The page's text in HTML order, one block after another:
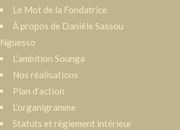
Le Mot de la Fondatrice
À propos de Danièle Sassou
Nguesso
L‘ambition Sounga
Nos réalisations
Plan d’action
L’organigramme
Statuts et règlement intérieur